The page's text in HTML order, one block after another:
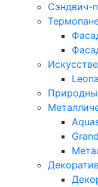
Сэндвич-